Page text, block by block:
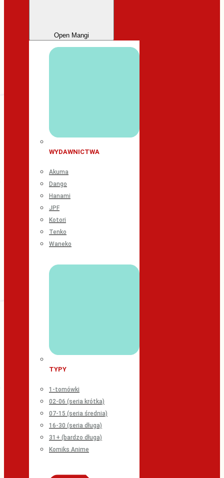
Open Mangi
WYDAWNICTWA
Akuma
Dango
Hanami
JPF
Kotori
Tenko
Waneko
TYPY
1-tomówki
02-06 (seria krótka)
07-15 (seria średnia)
16-30 (seria długa)
31+ (bardzo długa)
Komiks Anime